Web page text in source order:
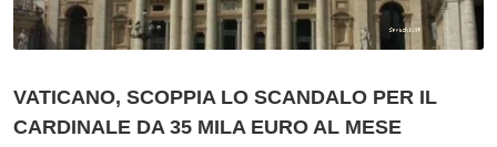
VATICANO, SCOPPIA LO SCANDALO PER IL
CARDINALE DA 35 MILA EURO AL MESE